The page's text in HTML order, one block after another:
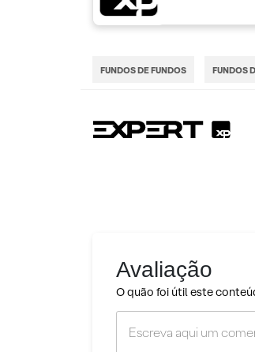
FUNDOS DE FUNDOS FUNDOS
Avaliação
O quão foi útil este